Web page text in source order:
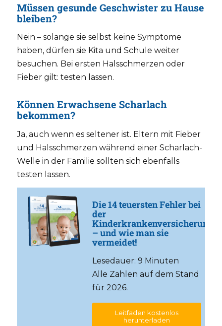
Müssen gesunde Geschwister zu Hause
bleiben?
Nein – solange sie selbst keine Symptome
haben, dürfen sie Kita und Schule weiter
besuchen. Bei ersten Halsschmerzen oder
Fieber gilt: testen lassen.
Können Erwachsene Scharlach
bekommen?
Ja, auch wenn es seltener ist. Eltern mit Fieber
und Halsschmerzen während einer Scharlach-
Welle in der Familie sollten sich ebenfalls
testen lassen.
Die 14 teuersten Fehler bei
der
Kinderkrankenversicherung
– und wie man sie
vermeidet!
Lesedauer: 9 Minuten
Alle Zahlen auf dem Stand
für 2026.
Leitfaden kostenlos
herunterladen